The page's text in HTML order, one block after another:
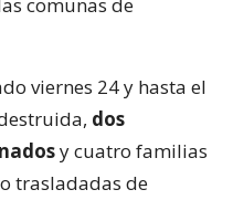
viernes 24 y hasta el
dos
y cuatro familias
trasladadas de